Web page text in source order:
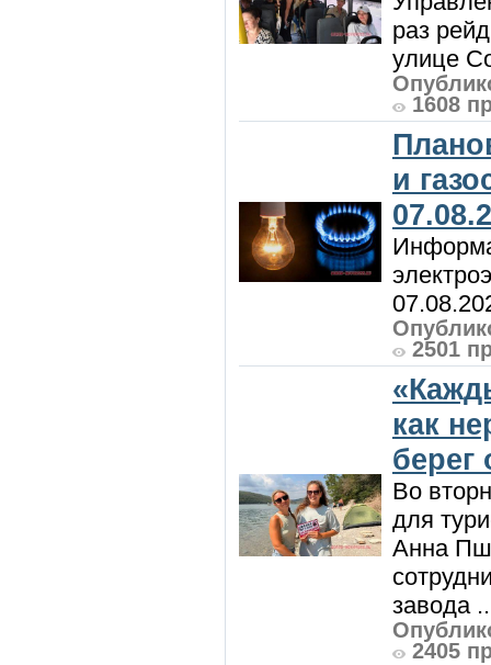
раз
улице
1608
и
2501
как
берег
Во
для
Анна
завода
2405